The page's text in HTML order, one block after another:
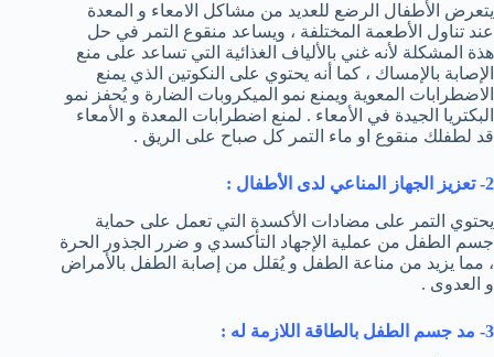
يتعرض الأطفال الرضع للعديد من مشاكل الامعاء و المعدة
عند تناول الأطعمة المختلفة ، ويساعد منقوع التمر في حل
هذة المشكلة لأنه غني بالألياف الغذائية التي تساعد على منع
الإصابة بالإمساك ، كما أنه يحتوي على النكوتين الذي يمنع
الاضطرابات المعوية ويمنع نمو الميكروبات الضارة و يُحفز نمو
البكتريا الجيدة في الأمعاء . لمنع اضطرابات المعدة و الأمعاء
قد لطفلك منقوع او ماء التمر كل صباح على الريق .
2- تعزيز الجهاز المناعي لدى الأطفال :
يحتوي التمر على مضادات الأكسدة التي تعمل على حماية
جسم الطفل من عملية الإجهاد التأكسدي و ضرر الجذور الحرة
، مما يزيد من مناعة الطفل و يُقلل من إصابة الطفل بالأمراض
و العدوى .
3- مد جسم الطفل بالطاقة اللازمة له :